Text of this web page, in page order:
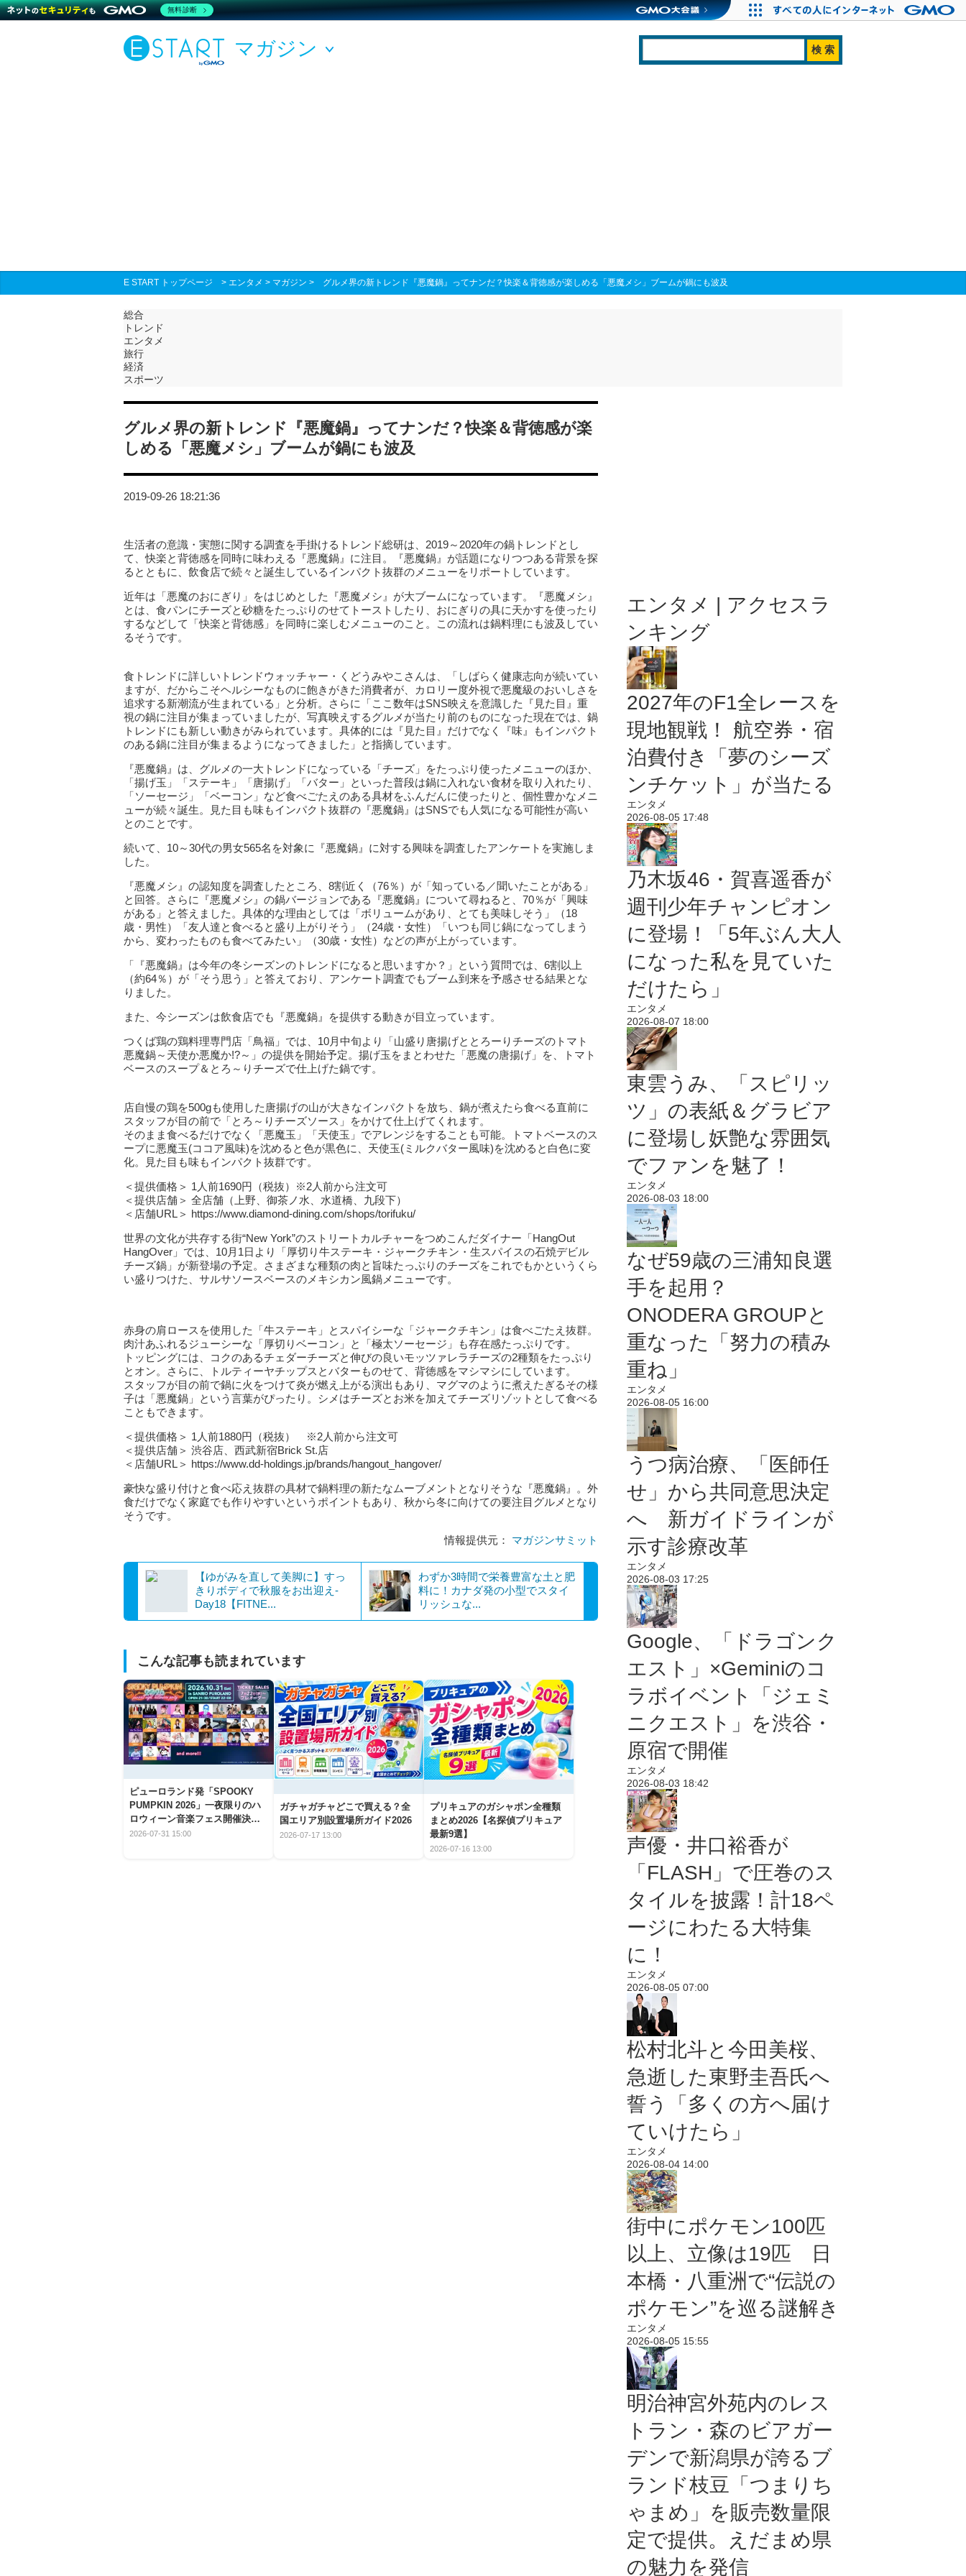
マガジン
E START トップページ > エンタメ > マガジン > グルメ界の新トレンド『悪魔鍋』ってナンだ？快楽＆背徳感が楽しめる「悪魔メシ」ブームが鍋にも波及
総合
トレンド
エンタメ
旅行
経済
スポーツ
グルメ界の新トレンド『悪魔鍋』ってナンだ？快楽＆背徳感が楽
しめる「悪魔メシ」ブームが鍋にも波及
2019-09-26 18:21:36
生活者の意識・実態に関する調査を手掛けるトレンド総研は、2019～2020年の鍋トレンドとし
て、快楽と背徳感を同時に味わえる『悪魔鍋』に注目。『悪魔鍋』が話題になりつつある背景を探
るとともに、飲食店で続々と誕生しているインパクト抜群のメニューをリポートしています。
近年は「悪魔のおにぎり」をはじめとした『悪魔メシ』が大ブームになっています。『悪魔メシ』
とは、食パンにチーズと砂糖をたっぷりのせてトーストしたり、おにぎりの具に天かすを使ったり
するなどして「快楽と背徳感」を同時に楽しむメニューのこと。この流れは鍋料理にも波及してい
るそうです。
食トレンドに詳しいトレンドウォッチャー・くどうみやこさんは、「しばらく健康志向が続いてい
ますが、だからこそヘルシーなものに飽きがきた消費者が、カロリー度外視で悪魔級のおいしさを
追求する新潮流が生まれている」と分析。さらに「ここ数年はSNS映えを意識した『見た目』重
視の鍋に注目が集まっていましたが、写真映えするグルメが当たり前のものになった現在では、鍋
トレンドにも新しい動きがみられています。具体的には『見た目』だけでなく『味』もインパクト
のある鍋に注目が集まるようになってきました」と指摘しています。
『悪魔鍋』は、グルメの一大トレンドになっている「チーズ」をたっぷり使ったメニューのほか、
「揚げ玉」「ステーキ」「唐揚げ」「バター」といった普段は鍋に入れない食材を取り入れたり、
「ソーセージ」「ベーコン」など食べごたえのある具材をふんだんに使ったりと、個性豊かなメニ
ューが続々誕生。見た目も味もインパクト抜群の『悪魔鍋』はSNSでも人気になる可能性が高い
とのことです。
続いて、10～30代の男女565名を対象に『悪魔鍋』に対する興味を調査したアンケートを実施しま
した。
『悪魔メシ』の認知度を調査したところ、8割近く（76％）が「知っている／聞いたことがある」
と回答。さらに『悪魔メシ』の鍋バージョンである『悪魔鍋』について尋ねると、70％が「興味
がある」と答えました。具体的な理由としては「ボリュームがあり、とても美味しそう」（18
歳・男性）「友人達と食べると盛り上がりそう」（24歳・女性）「いつも同じ鍋になってしまう
から、変わったものも食べてみたい」（30歳・女性）などの声が上がっています。
「『悪魔鍋』は今年の冬シーズンのトレンドになると思いますか？」という質問では、6割以上
（約64％）が「そう思う」と答えており、アンケート調査でもブーム到来を予感させる結果とな
りました。
また、今シーズンは飲食店でも『悪魔鍋』を提供する動きが目立っています。
つくば鶏の鶏料理専門店「鳥福」では、10月中旬より「山盛り唐揚げととろーりチーズのトマト
悪魔鍋～天使か悪魔か!?～」の提供を開始予定。揚げ玉をまとわせた「悪魔の唐揚げ」を、トマト
ベースのスープ＆とろ～りチーズで仕上げた鍋です。
店自慢の鶏を500gも使用した唐揚げの山が大きなインパクトを放ち、鍋が煮えたら食べる直前に
スタッフが目の前で「とろ～りチーズソース」をかけて仕上げてくれます。
そのまま食べるだけでなく「悪魔玉」「天使玉」でアレンジをすることも可能。トマトベースのス
ープに悪魔玉(ココア風味)を沈めると色が黒色に、天使玉(ミルクバター風味)を沈めると白色に変
化。見た目も味もインパクト抜群です。
＜提供価格＞ 1人前1690円（税抜）※2人前から注文可
＜提供店舗＞ 全店舗（上野、御茶ノ水、水道橋、九段下）
＜店舗URL＞ https://www.diamond-dining.com/shops/torifuku/
世界の文化が共存する街“New York”のストリートカルチャーをつめこんだダイナー「HangOut
HangOver」では、10月1日より「厚切り牛ステーキ・ジャークチキン・生スパイスの石焼デビル
チーズ鍋」が新登場の予定。さまざまな種類の肉と旨味たっぷりのチーズをこれでもかというくら
い盛りつけた、サルサソースベースのメキシカン風鍋メニューです。
赤身の肩ロースを使用した「牛ステーキ」とスパイシーな「ジャークチキン」は食べごたえ抜群。
肉汁あふれるジューシーな「厚切りベーコン」と「極太ソーセージ」も存在感たっぷりです。
トッピングには、コクのあるチェダーチーズと伸びの良いモッツァレラチーズの2種類をたっぷり
とオン。さらに、トルティーヤチップスとバターものせて、背徳感をマシマシにしています。
スタッフが目の前で鍋に火をつけて炎が燃え上がる演出もあり、マグマのように煮えたぎるその様
子は「悪魔鍋」という言葉がぴったり。シメはチーズとお米を加えてチーズリゾットとして食べる
こともできます。
＜提供価格＞ 1人前1880円（税抜） ※2人前から注文可
＜提供店舗＞ 渋谷店、西武新宿Brick St.店
＜店舗URL＞ https://www.dd-holdings.jp/brands/hangout_hangover/
豪快な盛り付けと食べ応え抜群の具材で鍋料理の新たなムーブメントとなりそうな『悪魔鍋』。外
食だけでなく家庭でも作りやすいというポイントもあり、秋から冬に向けての要注目グルメとなり
そうです。
情報提供元： マガジンサミット
【ゆがみを直して美脚に】すっ
きりボディで秋服をお出迎え-
Day18【FITNE...
わずか3時間で栄養豊富な土と肥
料に！カナダ発の小型でスタイ
リッシュな...
こんな記事も読まれています
ピューロランド発「SPOOKY
PUMPKIN 2026」一夜限りのハ
ロウィーン音楽フェス開催決
定！
2026-07-31 15:00
ガチャガチャどこで買える？全
国エリア別設置場所ガイド2026
2026-07-17 13:00
プリキュアのガシャポン全種類
まとめ2026【名探偵プリキュア
最新9選】
2026-07-16 13:00
エンタメ | アクセスラ
ンキング
2027年のF1全レースを
現地観戦！ 航空券・宿
泊費付き「夢のシーズ
ンチケット」が当たる
エンタメ
2026-08-05 17:48
乃木坂46・賀喜遥香が
週刊少年チャンピオン
に登場！「5年ぶん大人
になった私を見ていた
だけたら」
エンタメ
2026-08-07 18:00
東雲うみ、「スピリッ
ツ」の表紙＆グラビア
に登場し妖艶な雰囲気
でファンを魅了！
エンタメ
2026-08-03 18:00
なぜ59歳の三浦知良選
手を起用？
ONODERA GROUPと
重なった「努力の積み
重ね」
エンタメ
2026-08-05 16:00
うつ病治療、「医師任
せ」から共同意思決定
へ 新ガイドラインが
示す診療改革
エンタメ
2026-08-03 17:25
Google、「ドラゴンク
エスト」×Geminiのコ
ラボイベント「ジェミ
ニクエスト」を渋谷・
原宿で開催
エンタメ
2026-08-03 18:42
声優・井口裕香が
「FLASH」で圧巻のス
タイルを披露！計18ペ
ージにわたる大特集
に！
エンタメ
2026-08-05 07:00
松村北斗と今田美桜、
急逝した東野圭吾氏へ
誓う「多くの方へ届け
ていけたら」
エンタメ
2026-08-04 14:00
街中にポケモン100匹
以上、立像は19匹 日
本橋・八重洲で“伝説の
ポケモン”を巡る謎解き
エンタメ
2026-08-05 15:55
明治神宮外苑内のレス
トラン・森のビアガー
デンで新潟県が誇るブ
ランド枝豆「つまりち
ゃまめ」を販売数量限
定で提供。えだまめ県
の魅力を発信
無料診断